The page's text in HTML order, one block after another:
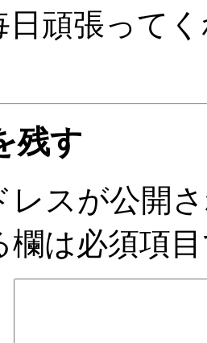
日頑張って
残す
レスが公開
欄は必須項